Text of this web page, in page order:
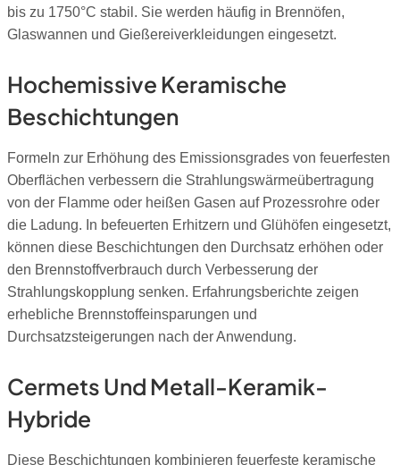
bis zu 1750°C stabil. Sie werden häufig in Brennöfen,
Glaswannen und Gießereiverkleidungen eingesetzt.
Hochemissive Keramische
Beschichtungen
Formeln zur Erhöhung des Emissionsgrades von feuerfesten
Oberflächen verbessern die Strahlungswärmeübertragung
von der Flamme oder heißen Gasen auf Prozessrohre oder
die Ladung. In befeuerten Erhitzern und Glühöfen eingesetzt,
können diese Beschichtungen den Durchsatz erhöhen oder
den Brennstoffverbrauch durch Verbesserung der
Strahlungskopplung senken. Erfahrungsberichte zeigen
erhebliche Brennstoffeinsparungen und
Durchsatzsteigerungen nach der Anwendung.
Cermets Und Metall-Keramik-
Hybride
Diese Beschichtungen kombinieren feuerfeste keramische